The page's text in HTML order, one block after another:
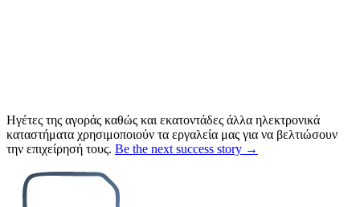
Ηγέτες της αγοράς καθώς και εκατοντάδες άλλα ηλεκτρονικά
καταστήματα χρησιμοποιούν τα εργαλεία μας για να βελτιώσουν
την επιχείρησή τους. Be the next success story →